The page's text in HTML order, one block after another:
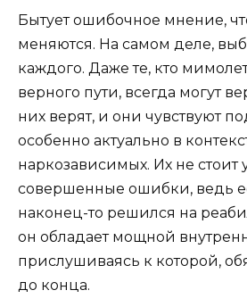
Бытует ошибочное мнение,
меняются. На самом деле,
каждого. Даже те, кто
верного пути, всегда могут
них верят, и они чувствуют
особенно актуально в
наркозависимых. Их не стоит
совершенные ошибки, ведь
наконец-то решился на
он обладает мощной
прислушиваясь к которой,
до конца.